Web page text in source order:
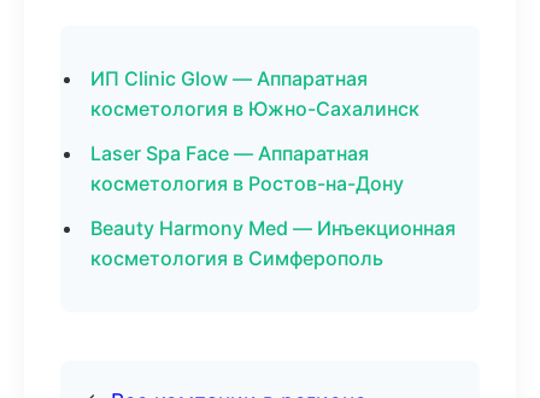
ИП Clinic Glow — Аппаратная
косметология в Южно-Сахалинск
Laser Spa Face — Аппаратная
косметология в Ростов-на-Дону
Beauty Harmony Med — Инъекционная
косметология в Симферополь